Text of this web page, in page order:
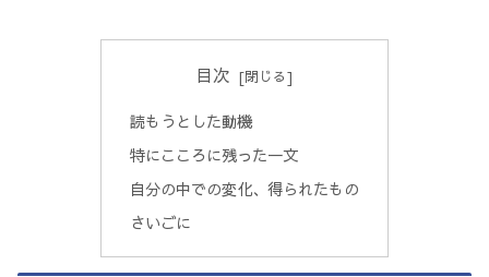
目次
読もうとした動機
特にこころに残った一文
自分の中での変化、得られたもの
さいごに